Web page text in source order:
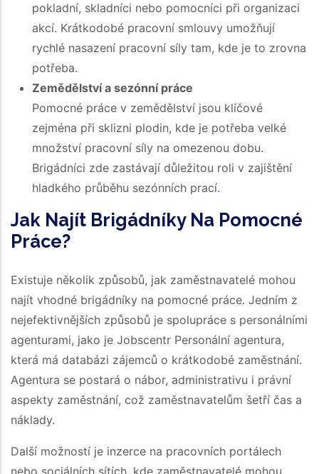
pokladní, skladníci nebo pomocníci při organizaci
akcí. Krátkodobé pracovní smlouvy umožňují
rychlé nasazení pracovní síly tam, kde je to zrovna
potřeba.
Zemědělství a sezónní práce
Pomocné práce v zemědělství jsou klíčové
zejména při sklizni plodin, kde je potřeba velké
množství pracovní síly na omezenou dobu.
Brigádníci zde zastávají důležitou roli v zajištění
hladkého průběhu sezónních prací.
Jak Najít Brigádníky Na Pomocné
Práce?
Existuje několik způsobů, jak zaměstnavatelé mohou
najít vhodné brigádníky na pomocné práce. Jedním z
nejefektivnějších způsobů je spolupráce s personálními
agenturami, jako je Jobsсentr Personální agentura,
která má databázi zájemců o krátkodobé zaměstnání.
Agentura se postará o nábor, administrativu i právní
aspekty zaměstnání, což zaměstnavatelům šetří čas a
náklady.
Další možností je inzerce na pracovních portálech